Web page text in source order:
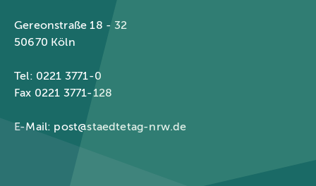
Gereonstraße 18 - 32
50670 Köln
Tel: 0221 3771-0
Fax 0221 3771-128
E-Mail: post@staedtetag-nrw.de